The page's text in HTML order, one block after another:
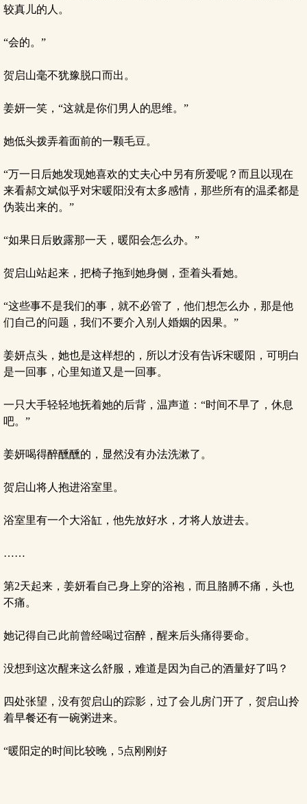
较真儿的人。
“会的。”
贺启山毫不犹豫脱口而出。
姜妍一笑，“这就是你们男人的思维。”
她低头拨弄着面前的一颗毛豆。
“万一日后她发现她喜欢的丈夫心中另有所爱呢？而且以现在
来看郝文斌似乎对宋暖阳没有太多感情，那些所有的温柔都是
伪装出来的。”
“如果日后败露那一天，暖阳会怎么办。”
贺启山站起来，把椅子拖到她身侧，歪着头看她。
“这些事不是我们的事，就不必管了，他们想怎么办，那是他
们自己的问题，我们不要介入别人婚姻的因果。”
姜妍点头，她也是这样想的，所以才没有告诉宋暖阳，可明白
是一回事，心里知道又是一回事。
一只大手轻轻地抚着她的后背，温声道：“时间不早了，休息
吧。”
姜妍喝得醉醺醺的，显然没有办法洗漱了。
贺启山将人抱进浴室里。
浴室里有一个大浴缸，他先放好水，才将人放进去。
……
第2天起来，姜妍看自己身上穿的浴袍，而且胳膊不痛，头也
不痛。
她记得自己此前曾经喝过宿醉，醒来后头痛得要命。
没想到这次醒来这么舒服，难道是因为自己的酒量好了吗？
四处张望，没有贺启山的踪影，过了会儿房门开了，贺启山拎
着早餐还有一碗粥进来。
“暖阳定的时间比较晚，5点刚刚好